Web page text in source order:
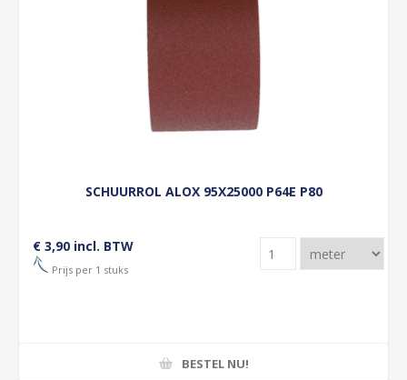
SCHUURROL ALOX 95X25000 P64E P80
€ 3,90 incl. BTW
Prijs per 1 stuks
BESTEL NU!